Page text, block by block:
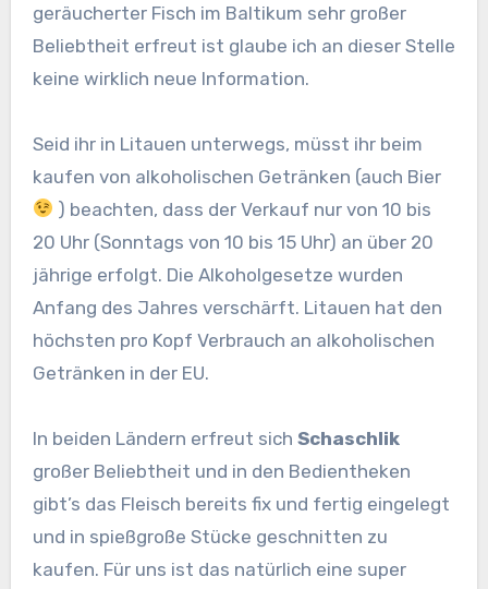
geräucherter Fisch im Baltikum sehr großer
Beliebtheit erfreut ist glaube ich an dieser Stelle
keine wirklich neue Information.
Seid ihr in Litauen unterwegs, müsst ihr beim
kaufen von alkoholischen Getränken (auch Bier
) beachten, dass der Verkauf nur von 10 bis
20 Uhr (Sonntags von 10 bis 15 Uhr) an über 20
jährige erfolgt. Die Alkoholgesetze wurden
Anfang des Jahres verschärft. Litauen hat den
höchsten pro Kopf Verbrauch an alkoholischen
Getränken in der EU.
In beiden Ländern erfreut sich Schaschlik
großer Beliebtheit und in den Bedientheken
gibt’s das Fleisch bereits fix und fertig eingelegt
und in spießgroße Stücke geschnitten zu
kaufen. Für uns ist das natürlich eine super